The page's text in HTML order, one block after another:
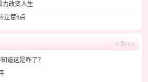
力改变人生
注意6点
道这是咋了？